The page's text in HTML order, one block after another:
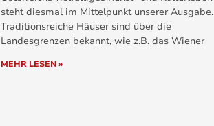
steht diesmal im Mittelpunkt unserer Ausgabe.
Traditionsreiche Häuser sind über die
Landesgrenzen bekannt, wie z.B. das Wiener
MEHR LESEN »